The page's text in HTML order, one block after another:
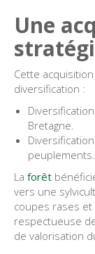
Une
Cette
diversification :
Diversification
Bretagne.
Diversification
peuplements.
La forêt
vers une
coupes rases
respectueuse
de valorisation